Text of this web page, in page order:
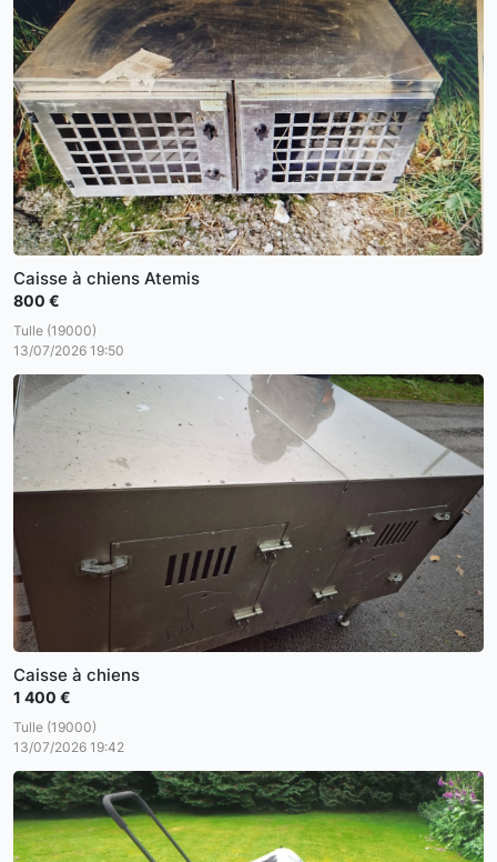
Caisse à chiens Atemis
800 €
Tulle (19000)
13/07/2026 19:50
Caisse à chiens
1 400 €
Tulle (19000)
13/07/2026 19:42